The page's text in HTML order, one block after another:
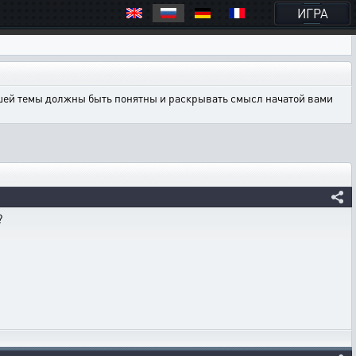
ИГРА
темы должны быть понятны и раскрывать смысл начатой вами